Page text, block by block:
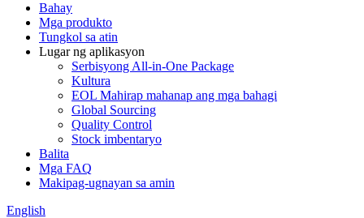
Bahay
Mga produkto
Tungkol sa atin
Lugar ng aplikasyon
Serbisyong All-in-One Package
Kultura
EOL Mahirap mahanap ang mga bahagi
Global Sourcing
Quality Control
Stock imbentaryo
Balita
Mga FAQ
Makipag-ugnayan sa amin
English